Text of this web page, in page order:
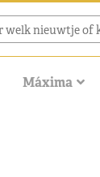
Máxima